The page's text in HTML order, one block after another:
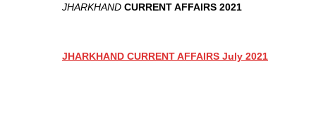
JHARKHAND CURRENT AFFAIRS 2021
JHARKHAND CURRENT AFFAIRS July 2021